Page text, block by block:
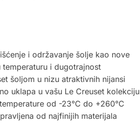
i održavanje šolje kao nove
i dugotrajnost
šoljom u nizu atraktivnih nijansi
uklapa u vašu Le Creuset kolekciju
od -23°C do +260°C
od najfinijih materijala